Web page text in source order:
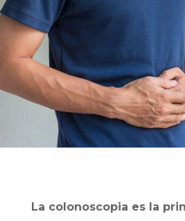
La colonoscopia es la